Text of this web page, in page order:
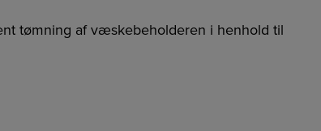
tømning af væskebeholderen i henhold til